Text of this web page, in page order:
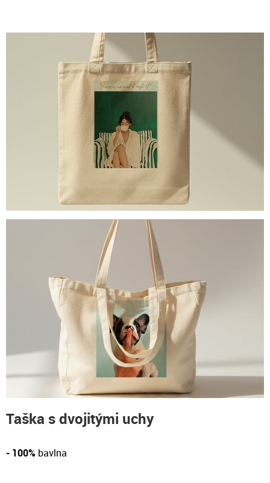
Taška s dvojitými uchy
- 100% bavlna